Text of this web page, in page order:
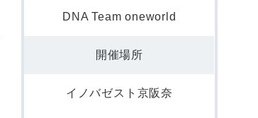
DNA Team oneworld
開催場所
イノバゼスト京阪奈